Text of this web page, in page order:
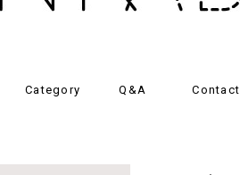
Category Q&A Contact